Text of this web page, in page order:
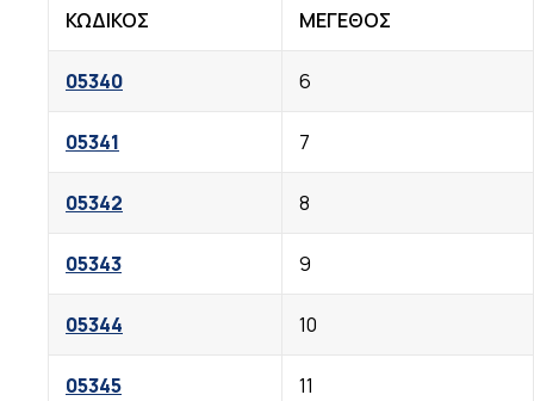
ΚΩΔΙΚΟΣ ΜΕΓΕΘΟΣ
05340 6
05341 7
05342 8
05343 9
05344 10
05345 11